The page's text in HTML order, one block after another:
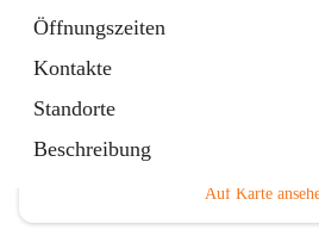
Öffnungszeiten
Kontakte
Standorte
Beschreibung
Auf Karte